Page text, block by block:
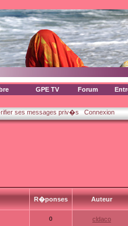
GPE TV Forum
ses messages priv�s Connexion
R�ponses Auteur
0 cldaco